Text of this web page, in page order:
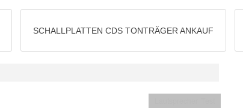
SCHALLPLATTEN CDS TONTRÄGER ANKAUF